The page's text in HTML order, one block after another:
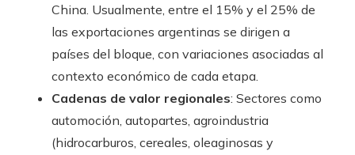
China. Usualmente, entre el 15% y el 25% de
las exportaciones argentinas se dirigen a
países del bloque, con variaciones asociadas al
contexto económico de cada etapa.
Cadenas de valor regionales: Sectores como
automoción, autopartes, agroindustria
(hidrocarburos, cereales, oleaginosas y